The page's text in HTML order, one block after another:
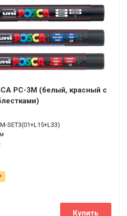
PC-3M (белый, красный с
SET3(01+L15+L33)